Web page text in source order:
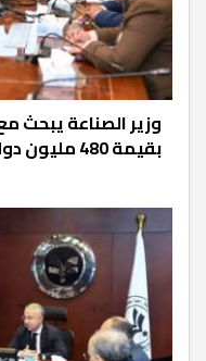
وزير الصناعة
بقيمة 480 مليون دولار